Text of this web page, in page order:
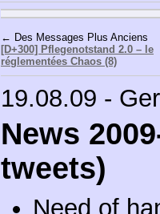
← Des Messages Plus Anciens
[D+300] Pflegenotstand 2.0 – le
réglementées Chaos (8)
19.08.09 -
News
tweets)
Need of